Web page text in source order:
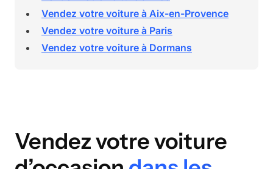
Vendez votre voiture à Aix-en-Provence
Vendez votre voiture à Paris
Vendez votre voiture à Dormans
Vendez votre voiture